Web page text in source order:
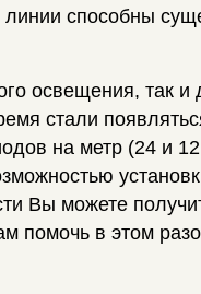
способны
освещения, так и
стали
на метр (24 и
Вы можете
в этом